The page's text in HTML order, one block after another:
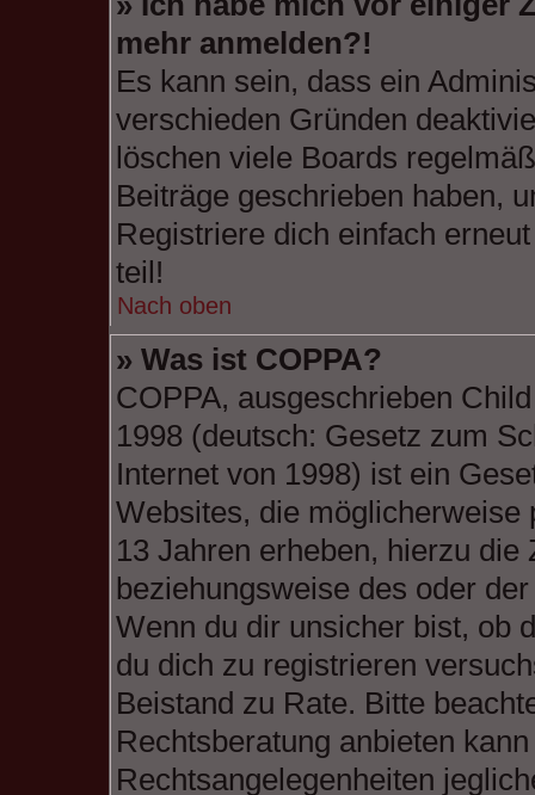
mehr anmelden?!
Es kann sein, dass ein
verschieden Gründen
löschen viele Boards
Beiträge geschrieben haben,
Registriere dich einfach
teil!
Nach oben
» Was ist COPPA?
COPPA, ausgeschrieben
1998 (deutsch: Gesetz zum
Internet von 1998) ist ein
Websites, die möglicherweise
13 Jahren erheben, hierzu
beziehungsweise des oder
Wenn du dir unsicher bist, ob
du dich zu registrieren
Beistand zu Rate. Bitte
Rechtsberatung anbieten
Rechtsangelegenheiten